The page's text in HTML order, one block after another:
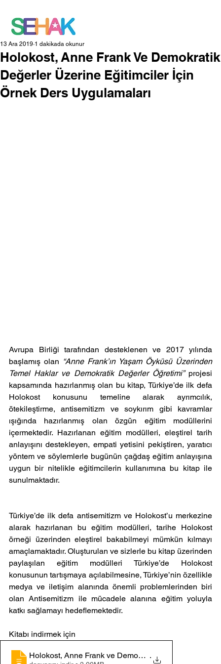
Holokost, Anne Frank Ve Demokratik
Değerler Üzerine Eğitimciler İçin
Örnek Ders Uygulamaları
13 Ara 2019 1 dakikada okunur
Avrupa Birliği tarafından desteklenen ve 2017 yılında
başlamış olan “Anne Frank’ın Yaşam Öyküsü Üzerinden
Temel Haklar ve Demokratik Değerler Öğretimi” projesi
kapsamında hazırlanmış olan bu kitap, Türkiye’de ilk defa
Holokost konusunu temeline alarak ayrımcılık,
ötekileştirme, antisemitizm ve soykırım gibi kavramlar
ışığında hazırlanmış olan özgün eğitim modüllerini
içermektedir. Hazırlanan eğitim modülleri, eleştirel tarih
anlayışını destekleyen, empati yetisini pekiştiren, yaratıcı
yöntem ve söylemlerle bugünün çağdaş eğitim anlayışına
uygun bir nitelikle eğitimcilerin kullanımına bu kitap ile
sunulmaktadır.
Türkiye’de ilk defa antisemitizm ve Holokost’u merkezine
alarak hazırlanan bu eğitim modülleri, tarihe Holokost
örneği üzerinden eleştirel bakabilmeyi mümkün kılmayı
amaçlamaktadır. Oluşturulan ve sizlerle bu kitap üzerinden
paylaşılan eğitim modülleri Türkiye’de Holokost
konusunun tartışmaya açılabilmesine, Türkiye’nin özellikle
medya ve iletişim alanında önemli problemlerinden biri
olan Antisemitizm ile mücadele alanına eğitim yoluyla
katkı sağlamayı hedeflemektedir.
Kitabı indirmek için
Holokost, Anne Frank ve Demokratik Değerler
.